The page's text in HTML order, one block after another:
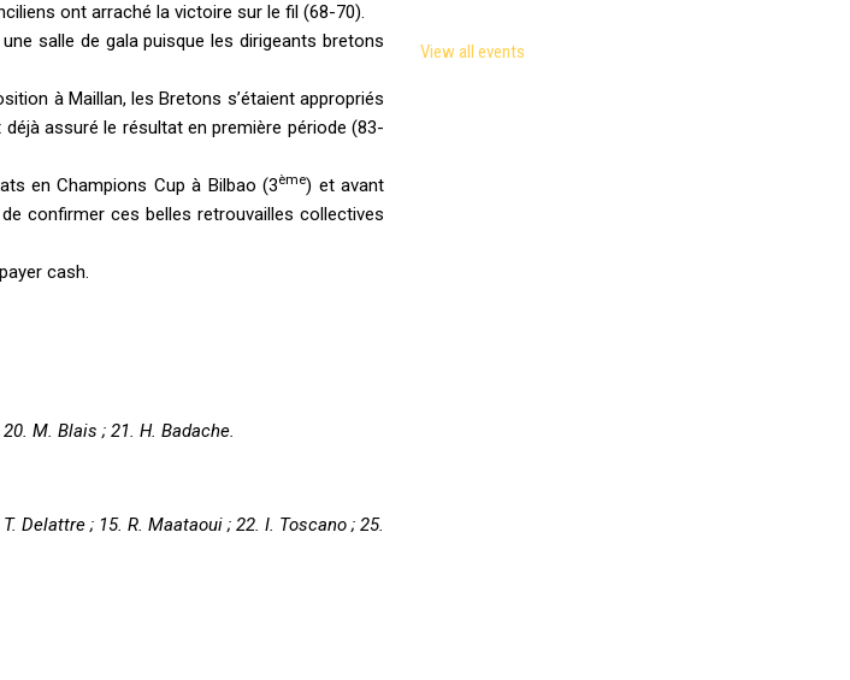
ont arraché la victoire sur le fil (68-70).
salle de gala puisque les dirigeants bretons
à Maillan, les Bretons s’étaient appropriés
assuré le résultat en première période (83-
en Champions Cup à Bilbao (3ème) et avant
confirmer ces belles retrouvailles collectives
cash.
M. Blais ; 21. H. Badache.
Delattre ; 15. R. Maataoui ; 22. I. Toscano ; 25.
View all events